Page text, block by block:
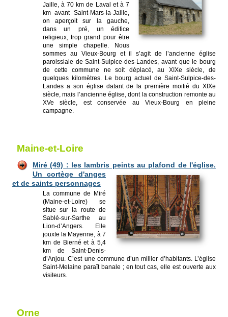
Jaille, à 70 km de Laval et à 7
km avant Saint-Mars-la-Jaille,
on aperçoit sur la gauche,
dans un pré, un édifice
religieux, trop grand pour être
une simple chapelle. Nous
sommes au Vieux-Bourg et il s’agit de l’ancienne église
paroissiale de Saint-Sulpice-des-Landes, avant que le bourg
de cette commune ne soit déplacé, au XIXe siècle, de
quelques kilomètres. Le bourg actuel de Saint-Sulpice-des-
Landes a son église datant de la première moitié du XIXe
siècle, mais l’ancienne église, dont la construction remonte au
XVe siècle, est conservée au Vieux-Bourg en pleine
campagne.
Maine-et-Loire
Miré (49) : les lambris peints au plafond de l'église.
Un cortège d'anges
et de saints personnages
La commune de Miré
(Maine-et-Loire) se
situe sur la route de
Sablé-sur-Sarthe au
Lion-d’Angers. Elle
jouxte la Mayenne, à 7
km de Bierné et à 5,4
km de Saint-Denis-
d’Anjou. C’est une commune d’un millier d’habitants. L’église
Saint-Melaine paraît banale ; en tout cas, elle est ouverte aux
visiteurs.
Orne